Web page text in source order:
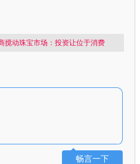
搅动珠宝市场：投资让位于消费
畅言一下